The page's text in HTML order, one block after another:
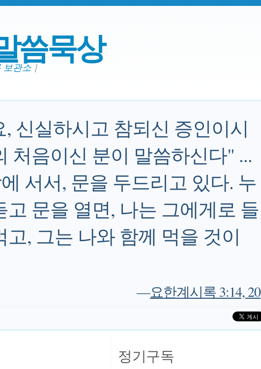
씀묵상
보관소]
신실하시고 참되신 증인이시
처음이신 분이 말씀하신다" ...
서서, 문을 두드리고 있다. 누
문을 열면, 나는 그에게로 들
, 그는 나와 함께 먹을 것이
—요한계시록 3:14, 20
정기구독